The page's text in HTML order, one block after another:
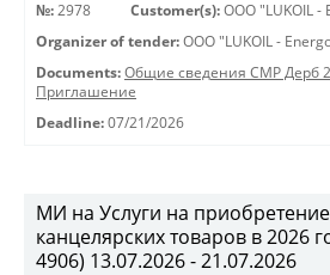
№: 2978 Customer(s): OOO "LUKOIL
Organizer of tender: OOO "LUKOIL -
Documents: Общие сведения СМР Дерб
Приглашение
Deadline: 07/21/2026
МИ на Услуги на приобретение
канцелярских товаров в 2026
4906) 13.07.2026 - 21.07.2026